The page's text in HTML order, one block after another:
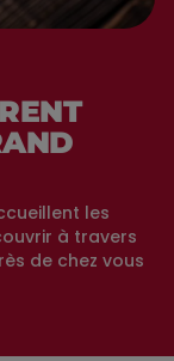
les
à travers
de chez vous